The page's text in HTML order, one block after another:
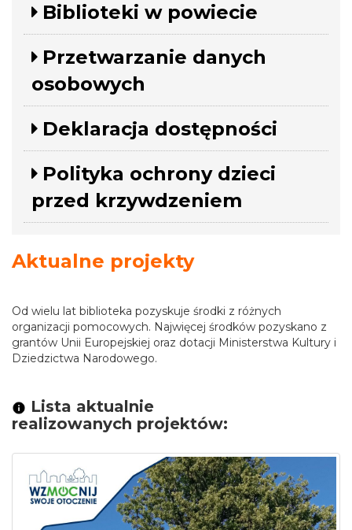
Biblioteki w powiecie
Przetwarzanie danych
osobowych
Deklaracja dostępności
Polityka ochrony dzieci
przed krzywdzeniem
Aktualne projekty
Od wielu lat biblioteka pozyskuje środki z różnych
organizacji pomocowych. Najwięcej środków pozyskano z
grantów Unii Europejskiej oraz dotacji Ministerstwa Kultury i
Dziedzictwa Narodowego.
Lista aktualnie
realizowanych projektów: